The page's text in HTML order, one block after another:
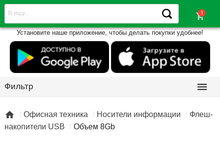
shopping_cart
Установите наше приложение, чтобы делать покупки удобнее!
Фильтр 
 Офисная техника Носители информации
Флеш-
накопители USB
Объем 8Gb